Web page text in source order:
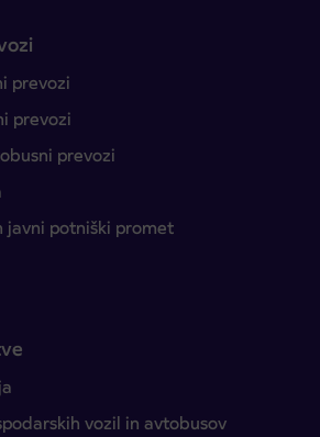
prevozi
prevozi
prevozi
javni potniški promet
vozil in avtobusov